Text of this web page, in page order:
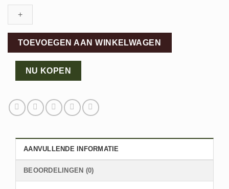
aantal
TOEVOEGEN AAN WINKELWAGEN
NU KOPEN
AANVULLENDE INFORMATIE
BEOORDELINGEN (0)